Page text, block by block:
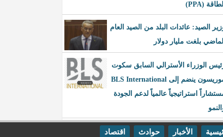
الطاقة (PPA)
الصيد: عائدات البلد من الصيد العام
الماضي بلغت مليار دولار
الوزراء الأسترالي السابق سكوت
موريسون ينضم إلى BLS International
استراتيجياً عالمياً لدعم الجودة
الأخبار حوادث اقتصاد